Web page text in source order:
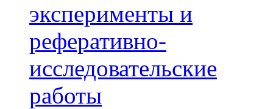
эксперименты и
реферативно-
исследовательские
работы